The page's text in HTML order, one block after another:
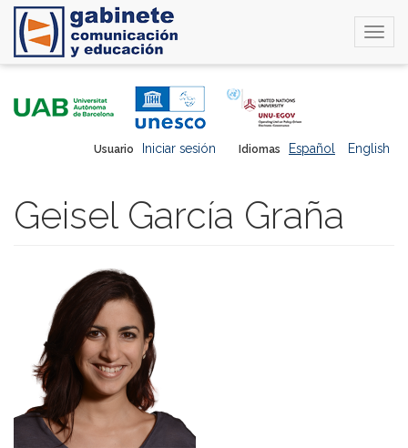
Idiomas Español English
Usuario Iniciar sesión
Geisel García Graña